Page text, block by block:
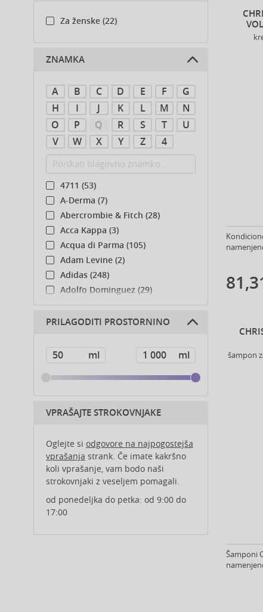
šampon
Šamponi
Za ženske (22)
ZNAMKA
A B C D E F
G
H
I J K L M
N
O
P Q R S T
U
V
W X Y Z 4
4711 (53)
A-Derma (7)
Abercrombie & Fitch (28)
Acca Kappa (3)
Acqua di Parma (105)
Adam Levine (2)
Adidas (248)
Adolfo Dominguez (29)
Adyan (78)
Affinage (1)
Agent Provocateur (13)
Ahava (49)
Aigner (42)
Ajmal (167)
Al Haramain (183)
Alberta Ferretti (1)
Alcina (156)
Alexander McQueen (2)
Alexandre.J (32)
Alfaparf Milano (175)
Alfred Sung (7)
PRILAGODITI PROSTORNINO
VPRAŠAJTE STROKOVNJAKE
Oglejte si odgovore na najpogostejša
vprašanja strank. Če imate kakršno
koli vprašanje, vam bodo naši
strokovnjaki z veseljem pomagali.
od ponedeljka do petka: od 9:00 do
17:00